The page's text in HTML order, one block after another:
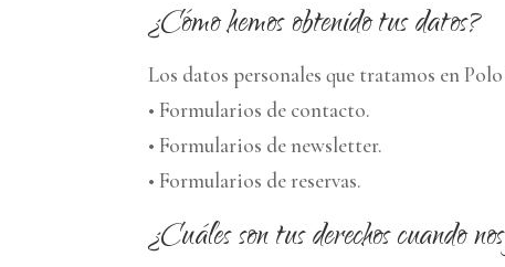
¿Cómo hemos obtenido tus datos?
Los datos personales que tratamos en
• Formularios de contacto.
• Formularios de newsletter.
• Formularios de reservas.
¿Cuáles son tus derechos cuando